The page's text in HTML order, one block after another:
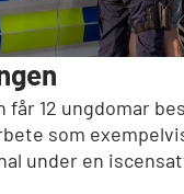
12 ungdomar
som
under en